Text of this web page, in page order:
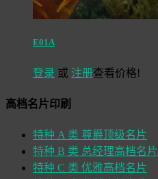
E01A
登录 或 注册查看价格!
高档名片印刷
特种 A 类 尊爵顶级名片
特种 B 类 总经理高档名片
特种 C 类 优雅高档名片